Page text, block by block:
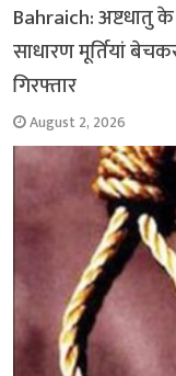
Bahraich: अष्टधातु
साधारण मूर्तियां
गिरफ्तार
August 2, 2026